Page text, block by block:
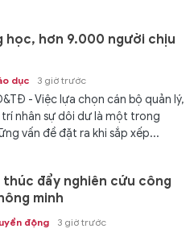
học, hơn 9.000 người chịu
dục 3 giờ trước
- Việc lựa chọn cán bộ quản lý,
trí nhân sự dôi dư là một trong
vấn đề đặt ra khi sắp xếp...
thúc đẩy nghiên cứu công
minh
động 3 giờ trước